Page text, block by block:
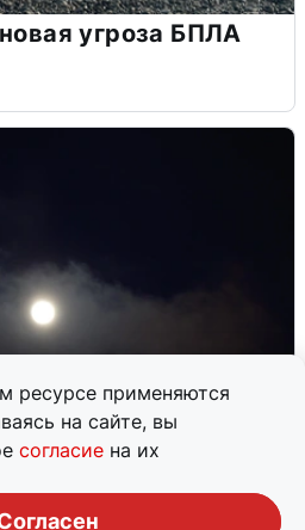
ресурсе применяются
на сайте, вы
согласие на их
угроза БПЛА
после сигнала